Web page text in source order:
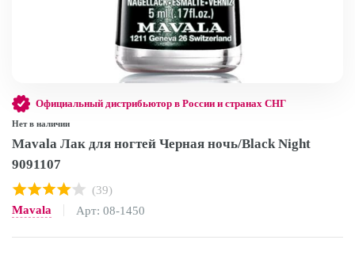
Официальный дистрибьютор в России и странах СНГ
Нет в наличии
Mavala Лак для ногтей Черная ночь/Black Night
9091107
(39)
Mavala
Арт: 08-1450